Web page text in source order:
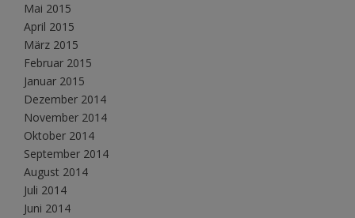
Mai 2015
April 2015
März 2015
Februar 2015
Januar 2015
Dezember 2014
November 2014
Oktober 2014
September 2014
August 2014
Juli 2014
Juni 2014